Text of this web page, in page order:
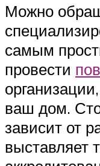
Можно
самым
провести
ваш дом.
зависит от
выставляет